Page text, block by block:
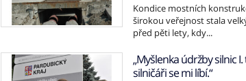
Kondice mostních
širokou veřejnost stala
před pěti lety, kdy...
„Myšlenka údržby silnic
silničáři se mi líbí.“